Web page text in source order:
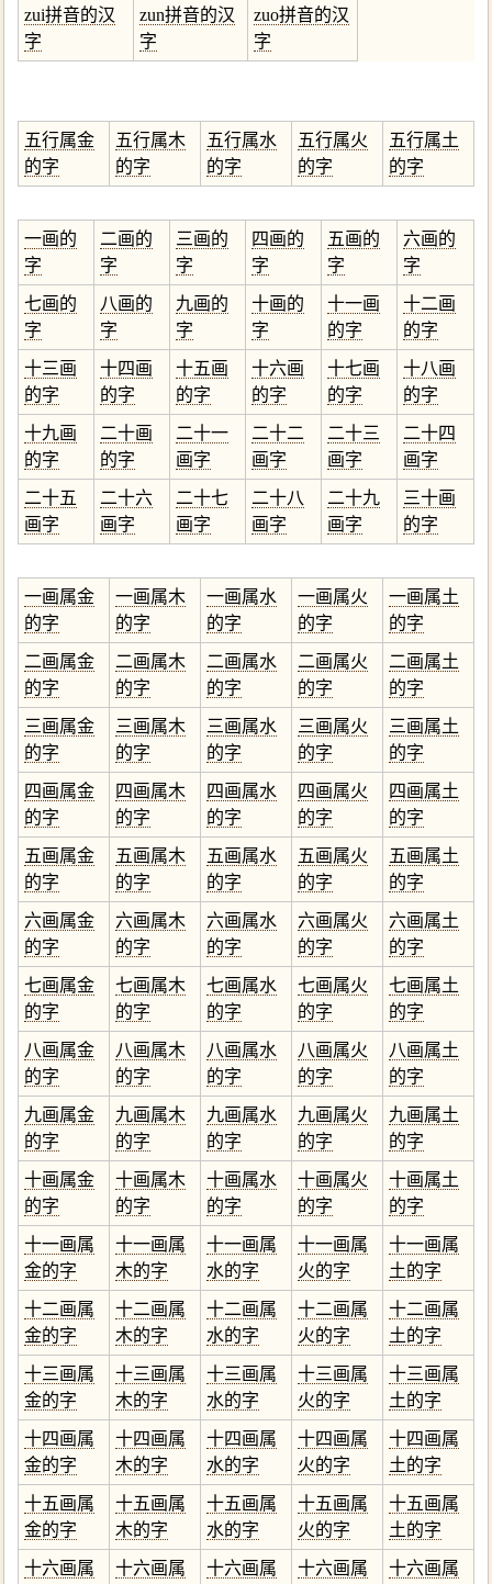
zui拼音的汉
字
zun拼音的汉
字
zuo拼音的汉
字
五行属金
的字
五行属木
的字
五行属水
的字
五行属火
的字
五行属土
的字
一画的
字
二画的
字
三画的
字
四画的
字
五画的
字
六画的
字
七画的
字
八画的
字
九画的
字
十画的
字
十一画
的字
十二画
的字
十三画
的字
十四画
的字
十五画
的字
十六画
的字
十七画
的字
十八画
的字
十九画
的字
二十画
的字
二十一
画字
二十二
画字
二十三
画字
二十四
画字
二十五
画字
二十六
画字
二十七
画字
二十八
画字
二十九
画字
三十画
的字
一画属金
的字
一画属木
的字
一画属水
的字
一画属火
的字
一画属土
的字
二画属金
的字
二画属木
的字
二画属水
的字
二画属火
的字
二画属土
的字
三画属金
的字
三画属木
的字
三画属水
的字
三画属火
的字
三画属土
的字
四画属金
的字
四画属木
的字
四画属水
的字
四画属火
的字
四画属土
的字
五画属金
的字
五画属木
的字
五画属水
的字
五画属火
的字
五画属土
的字
六画属金
的字
六画属木
的字
六画属水
的字
六画属火
的字
六画属土
的字
七画属金
的字
七画属木
的字
七画属水
的字
七画属火
的字
七画属土
的字
八画属金
的字
八画属木
的字
八画属水
的字
八画属火
的字
八画属土
的字
九画属金
的字
九画属木
的字
九画属水
的字
九画属火
的字
九画属土
的字
十画属金
的字
十画属木
的字
十画属水
的字
十画属火
的字
十画属土
的字
十一画属
金的字
十一画属
木的字
十一画属
水的字
十一画属
火的字
十一画属
土的字
十二画属
金的字
十二画属
木的字
十二画属
水的字
十二画属
火的字
十二画属
土的字
十三画属
金的字
十三画属
木的字
十三画属
水的字
十三画属
火的字
十三画属
土的字
十四画属
金的字
十四画属
木的字
十四画属
水的字
十四画属
火的字
十四画属
土的字
十五画属
金的字
十五画属
木的字
十五画属
水的字
十五画属
火的字
十五画属
土的字
十六画属
十六画属
十六画属
十六画属
十六画属